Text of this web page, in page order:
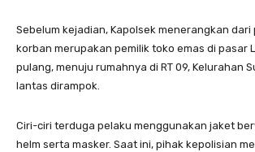
Sebelum kejadian, Kapolsek menerangkan dari
korban merupakan pemilik toko emas di pasar
pulang, menuju rumahnya di RT 09, Kelurahan
lantas dirampok.
Ciri-ciri terduga pelaku menggunakan jaket
helm serta masker. Saat ini, pihak kepolisian